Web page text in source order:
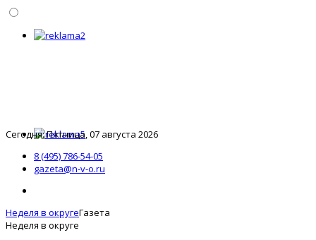
Сегодня: Пятница, 07 августа 2026
8 (495) 786-54-05
gazeta@n-v-o.ru
Неделя в округеГазета
Неделя в округе